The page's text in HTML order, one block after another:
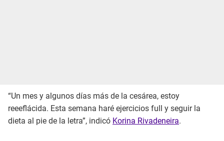
“Un mes y algunos días más de la cesárea, estoy
reeeflácida. Esta semana haré ejercicios full y seguir la
dieta al pie de la letra”, indicó Korina Rivadeneira.